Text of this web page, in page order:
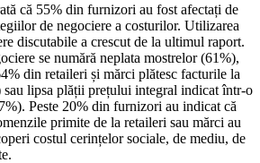
că 55% din furnizori au fost afectați de
de negociere a costurilor. Utilizarea
discutabile a crescut de la ultimul raport.
se numără neplata mostrelor (61%),
din retaileri și mărci plătesc facturile la
lipsa plății prețului integral indicat într-o
Peste 20% din furnizori au indicat că
primite de la retaileri sau mărci au
costul cerințelor sociale, de mediu, de